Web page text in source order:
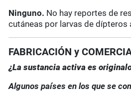
Ninguno. No hay reportes de
cutáneas por larvas de dípteros
FABRICACIÓN y
¿La sustancia activa es
Algunos países en los que se